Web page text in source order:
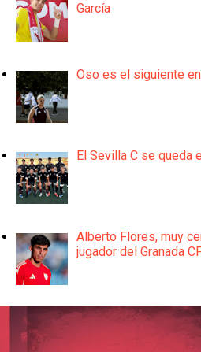
García
Oso es el siguiente
El Sevilla C se queda
Alberto Flores, muy
jugador del Granada